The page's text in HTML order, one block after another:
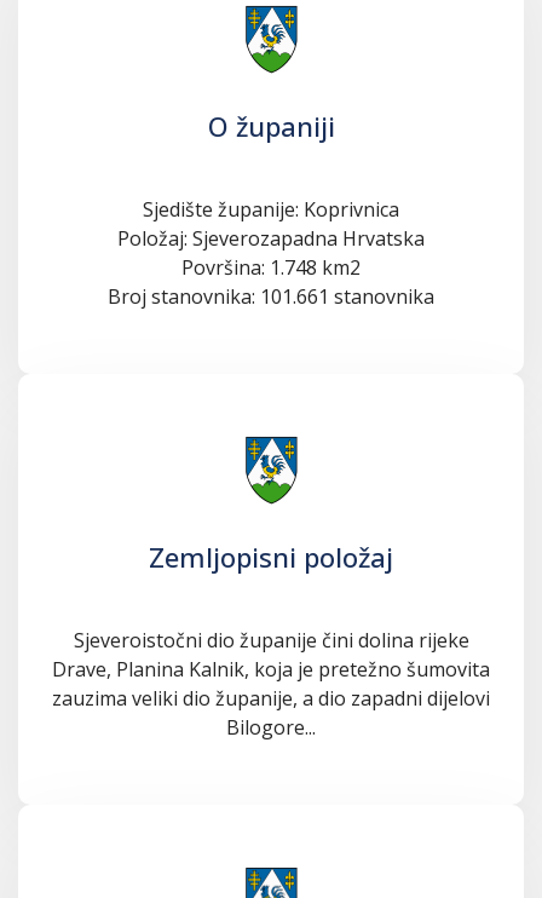
O županiji
Sjedište županije: Koprivnica
Položaj: Sjeverozapadna Hrvatska
Površina: 1.748 km2
Broj stanovnika: 101.661 stanovnika
Zemljopisni položaj
Sjeveroistočni dio županije čini dolina rijeke
Drave, Planina Kalnik, koja je pretežno šumovita
zauzima veliki dio županije, a dio zapadni dijelovi
Bilogore...